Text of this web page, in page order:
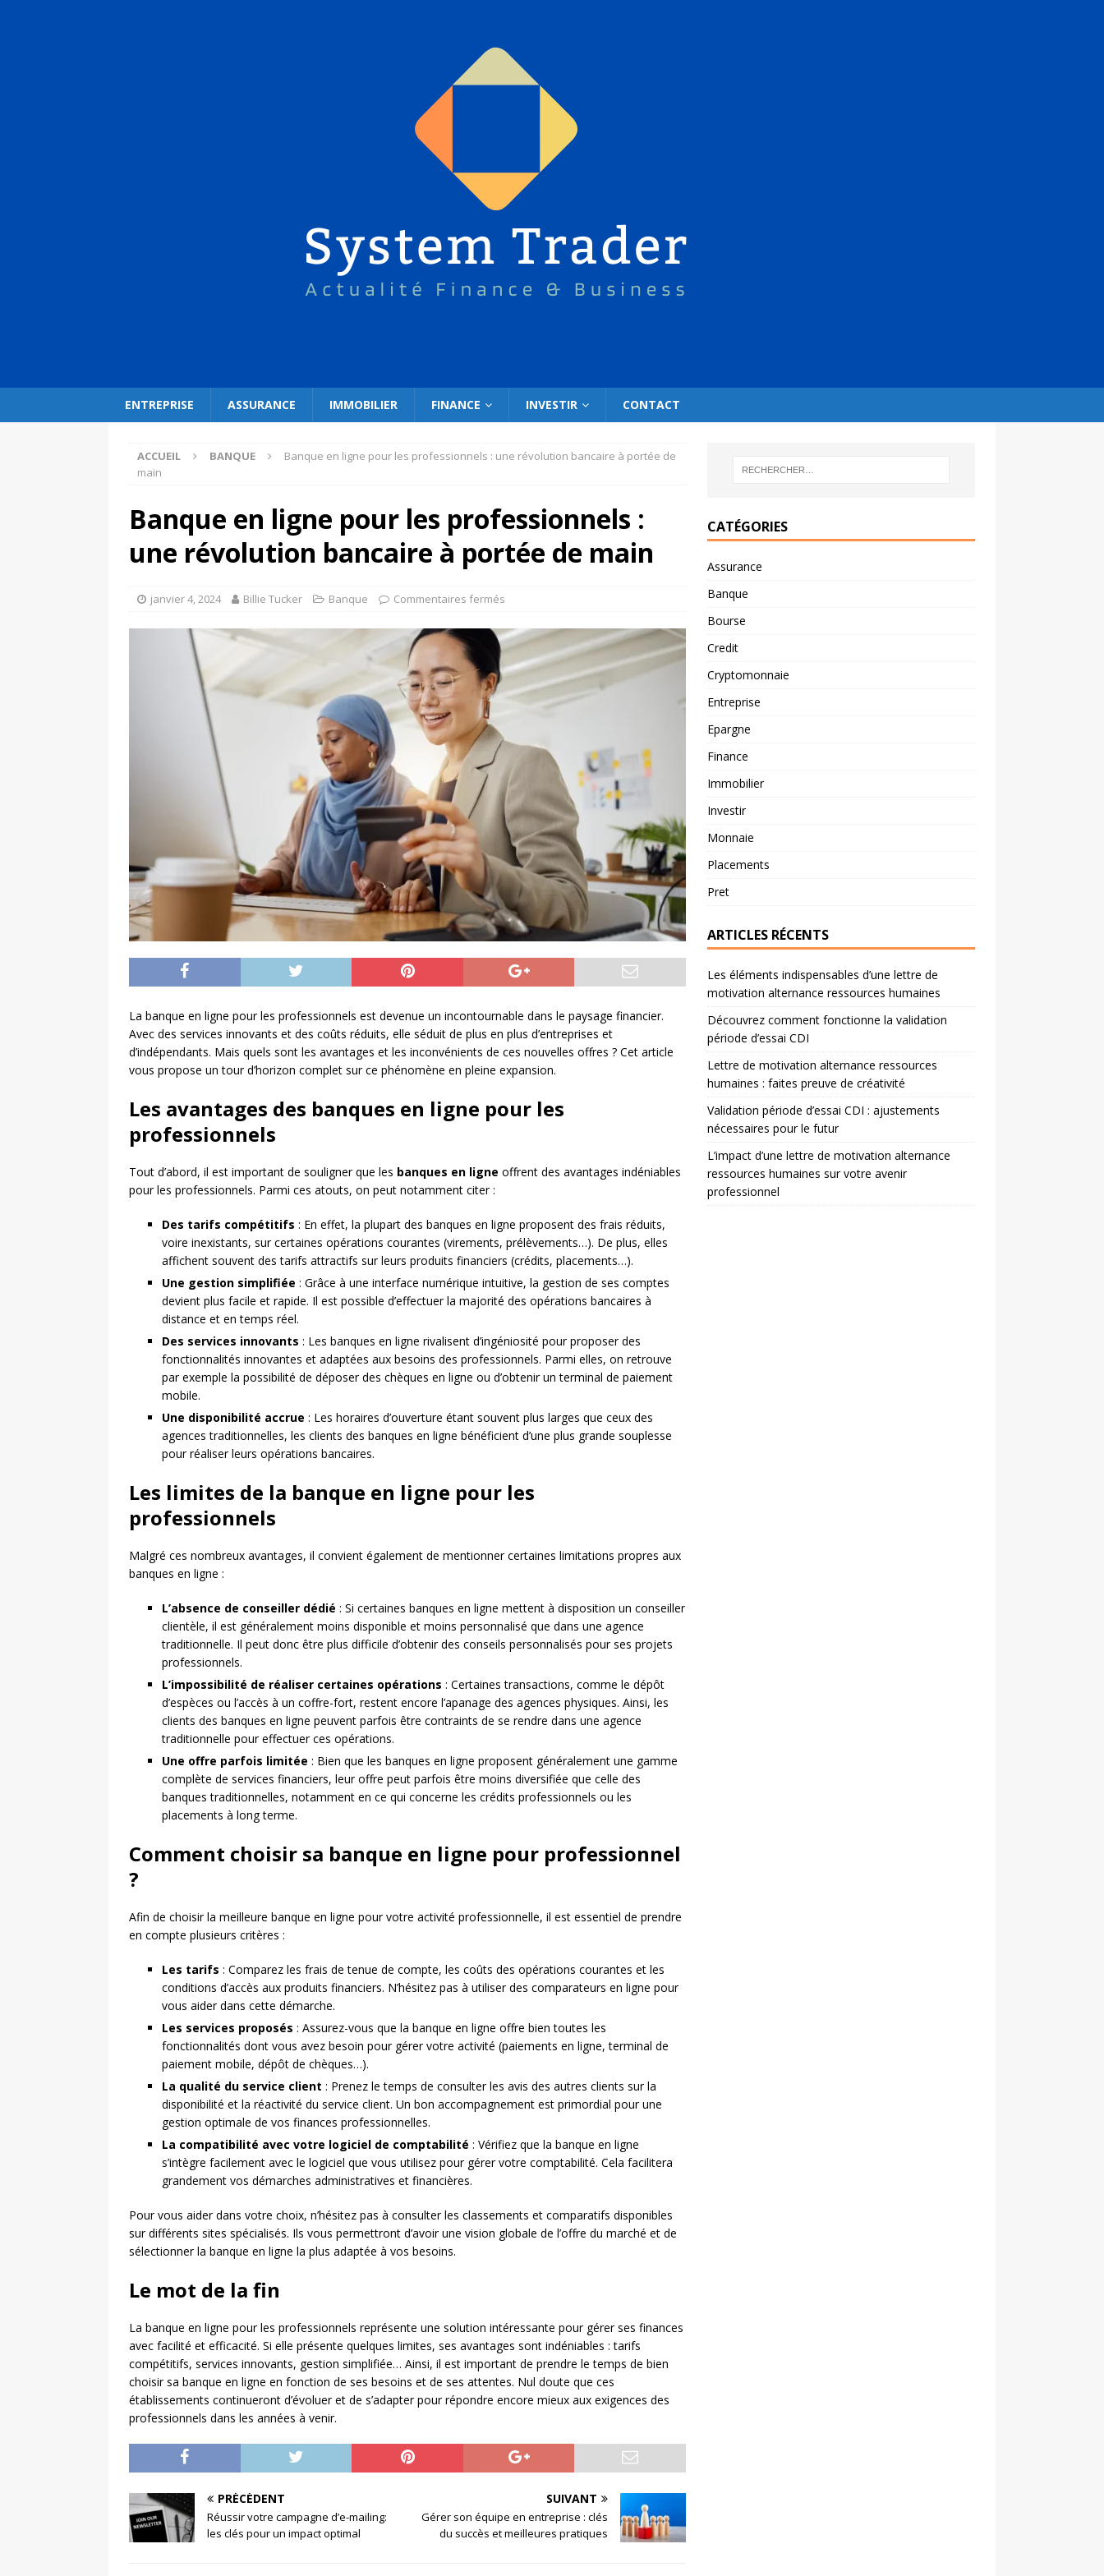
ENTREPRISE ASSURANCE IMMOBILIER FINANCE INVESTIR CONTACT
ACCUEIL BANQUE
Banque en ligne pour les professionnels : une révolution bancaire à portée de
main
Banque en ligne pour les professionnels :
une révolution bancaire à portée de main
janvier 4, 2024 Billie Tucker Banque Commentaires fermés
La banque en ligne pour les professionnels est devenue un incontournable dans le paysage financier.
Avec des services innovants et des coûts réduits, elle séduit de plus en plus d’entreprises et
d’indépendants. Mais quels sont les avantages et les inconvénients de ces nouvelles offres ? Cet article
vous propose un tour d’horizon complet sur ce phénomène en pleine expansion.
Les avantages des banques en ligne pour les
professionnels
Tout d’abord, il est important de souligner que les banques en ligne offrent des avantages indéniables
pour les professionnels. Parmi ces atouts, on peut notamment citer :
Des tarifs compétitifs : En effet, la plupart des banques en ligne proposent des frais réduits,
voire inexistants, sur certaines opérations courantes (virements, prélèvements…). De plus, elles
affichent souvent des tarifs attractifs sur leurs produits financiers (crédits, placements…).
Une gestion simplifiée : Grâce à une interface numérique intuitive, la gestion de ses comptes
devient plus facile et rapide. Il est possible d’effectuer la majorité des opérations bancaires à
distance et en temps réel.
Des services innovants : Les banques en ligne rivalisent d’ingéniosité pour proposer des
fonctionnalités innovantes et adaptées aux besoins des professionnels. Parmi elles, on retrouve
par exemple la possibilité de déposer des chèques en ligne ou d’obtenir un terminal de paiement
mobile.
Une disponibilité accrue : Les horaires d’ouverture étant souvent plus larges que ceux des
agences traditionnelles, les clients des banques en ligne bénéficient d’une plus grande souplesse
pour réaliser leurs opérations bancaires.
Les limites de la banque en ligne pour les
professionnels
Malgré ces nombreux avantages, il convient également de mentionner certaines limitations propres aux
banques en ligne :
L’absence de conseiller dédié : Si certaines banques en ligne mettent à disposition un conseiller
clientèle, il est généralement moins disponible et moins personnalisé que dans une agence
traditionnelle. Il peut donc être plus difficile d’obtenir des conseils personnalisés pour ses projets
professionnels.
L’impossibilité de réaliser certaines opérations : Certaines transactions, comme le dépôt
d’espèces ou l’accès à un coffre-fort, restent encore l’apanage des agences physiques. Ainsi, les
clients des banques en ligne peuvent parfois être contraints de se rendre dans une agence
traditionnelle pour effectuer ces opérations.
Une offre parfois limitée : Bien que les banques en ligne proposent généralement une gamme
complète de services financiers, leur offre peut parfois être moins diversifiée que celle des
banques traditionnelles, notamment en ce qui concerne les crédits professionnels ou les
placements à long terme.
Comment choisir sa banque en ligne pour professionnel
?
Afin de choisir la meilleure banque en ligne pour votre activité professionnelle, il est essentiel de prendre
en compte plusieurs critères :
Les tarifs : Comparez les frais de tenue de compte, les coûts des opérations courantes et les
conditions d’accès aux produits financiers. N’hésitez pas à utiliser des comparateurs en ligne pour
vous aider dans cette démarche.
Les services proposés : Assurez-vous que la banque en ligne offre bien toutes les
fonctionnalités dont vous avez besoin pour gérer votre activité (paiements en ligne, terminal de
paiement mobile, dépôt de chèques…).
La qualité du service client : Prenez le temps de consulter les avis des autres clients sur la
disponibilité et la réactivité du service client. Un bon accompagnement est primordial pour une
gestion optimale de vos finances professionnelles.
La compatibilité avec votre logiciel de comptabilité : Vérifiez que la banque en ligne
s’intègre facilement avec le logiciel que vous utilisez pour gérer votre comptabilité. Cela facilitera
grandement vos démarches administratives et financières.
Pour vous aider dans votre choix, n’hésitez pas à consulter les classements et comparatifs disponibles
sur différents sites spécialisés. Ils vous permettront d’avoir une vision globale de l’offre du marché et de
sélectionner la banque en ligne la plus adaptée à vos besoins.
Le mot de la fin
La banque en ligne pour les professionnels représente une solution intéressante pour gérer ses finances
avec facilité et efficacité. Si elle présente quelques limites, ses avantages sont indéniables : tarifs
compétitifs, services innovants, gestion simplifiée… Ainsi, il est important de prendre le temps de bien
choisir sa banque en ligne en fonction de ses besoins et de ses attentes. Nul doute que ces
établissements continueront d’évoluer et de s’adapter pour répondre encore mieux aux exigences des
professionnels dans les années à venir.
PRÉCÉDENT
Réussir votre campagne d’e-mailing:
les clés pour un impact optimal
SUIVANT
Gérer son équipe en entreprise : clés
du succès et meilleures pratiques
CATÉGORIES
Assurance
Banque
Bourse
Credit
Cryptomonnaie
Entreprise
Epargne
Finance
Immobilier
Investir
Monnaie
Placements
Pret
ARTICLES RÉCENTS
Les éléments indispensables d’une lettre de
motivation alternance ressources humaines
Découvrez comment fonctionne la validation
période d’essai CDI
Lettre de motivation alternance ressources
humaines : faites preuve de créativité
Validation période d’essai CDI : ajustements
nécessaires pour le futur
L’impact d’une lettre de motivation alternance
ressources humaines sur votre avenir
professionnel